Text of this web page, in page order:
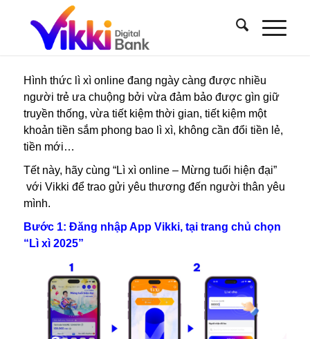
Hình thức lì xì online đang ngày càng được nhiều
người trẻ ưa chuộng bởi vừa đảm bảo được gìn giữ
truyền thống, vừa tiết kiệm thời gian, tiết kiệm một
khoản tiền sắm phong bao lì xì, không cần đổi tiền lẻ,
tiền mới…
Tết này, hãy cùng “Lì xì online – Mừng tuổi hiện đại”
với Vikki để trao gửi yêu thương đến người thân yêu
mình.
Bước 1: Đăng nhập App Vikki, tại trang chủ chọn
“Lì xì 2025”